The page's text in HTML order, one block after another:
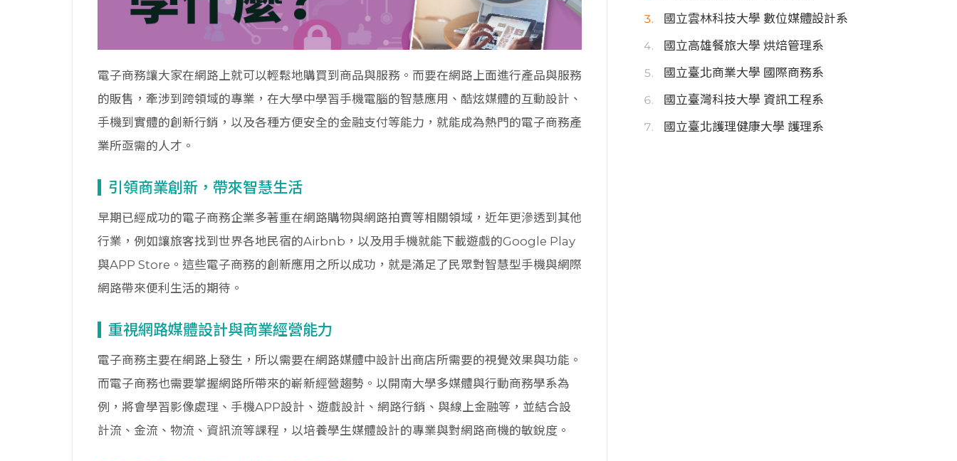
電子商務讓大家在網路上就可以輕鬆地購買到商品與服務。而要在網路上面進行產品與服務
的販售，牽涉到跨領域的專業，在大學中學習手機電腦的智慧應用、酷炫媒體的互動設計、
手機到實體的創新行銷，以及各種方便安全的金融支付等能力，就能成為熱門的電子商務產
業所亟需的人才。
引領商業創新，帶來智慧生活
早期已經成功的電子商務企業多著重在網路購物與網路拍賣等相關領域，近年更滲透到其他
行業，例如讓旅客找到世界各地民宿的Airbnb，以及用手機就能下載遊戲的Google Play
與APP Store。這些電子商務的創新應用之所以成功，就是滿足了民眾對智慧型手機與網際
網路帶來便利生活的期待。
重視網路媒體設計與商業經營能力
電子商務主要在網路上發生，所以需要在網路媒體中設計出商店所需要的視覺效果與功能。
而電子商務也需要掌握網路所帶來的嶄新經營趨勢。以開南大學多媒體與行動商務學系為
例，將會學習影像處理、手機APP設計、遊戲設計、網路行銷、與線上金融等，並結合設
計流、金流、物流、資訊流等課程，以培養學生媒體設計的專業與對網路商機的敏銳度。
國立雲林科技大學 數位媒體設計系
國立高雄餐旅大學 烘焙管理系
國立臺北商業大學 國際商務系
國立臺灣科技大學 資訊工程系
國立臺北護理健康大學 護理系